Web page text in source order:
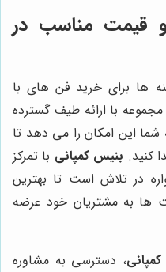
قیمت مناسب در
ها برای خرید فن های با
با ارائه طیف گسترده
این امکان را می دهد تا
کنید. بنیس کمپانی با تمرکز
در تلاش است تا بهترین
ها به مشتریان خود عرضه
، دسترسی به مشاوره